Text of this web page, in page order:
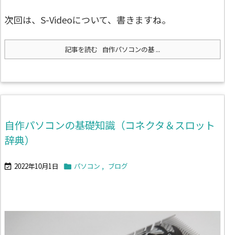
次回は、S-Videoについて、書きますね。
記事を読む 自作パソコンの基 ...
自作パソコンの基礎知識（コネクタ＆スロット
辞典）
 2022年10月1日  パソコン , ブログ